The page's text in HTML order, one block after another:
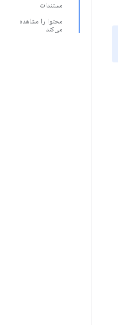
مستندات
محتوا را مشاهده
می‌کند